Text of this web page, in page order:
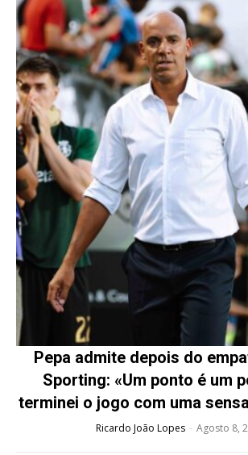
Pepa admite depois do
Sporting: «Um ponto é um
terminei o jogo com uma
Ricardo João Lopes - Agosto 8,